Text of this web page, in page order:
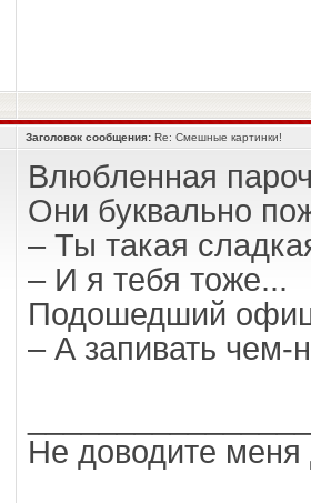
Заголовок сообщения: Re: Смешные картинки!
Влюбленная
Они буквально
– Ты такая
– И я тебя тоже...
Подошедший
– А запивать чем-
Не доводите меня